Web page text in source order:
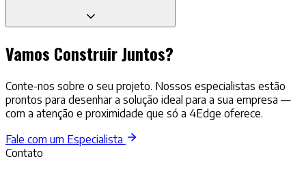
Vamos Construir Juntos?
Conte-nos sobre o seu projeto. Nossos especialistas estão
prontos para desenhar a solução ideal para a sua empresa —
com a atenção e proximidade que só a 4Edge oferece.
Fale com um Especialista
Contato